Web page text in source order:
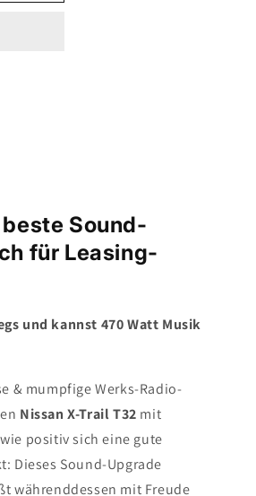
Sound-
für Leasing-
und kannst 470 Watt Musik
& mumpfige Werks-Radio-
Nissan X-Trail T32 mit
positiv sich eine gute
Dieses Sound-Upgrade
währenddessen mit Freude